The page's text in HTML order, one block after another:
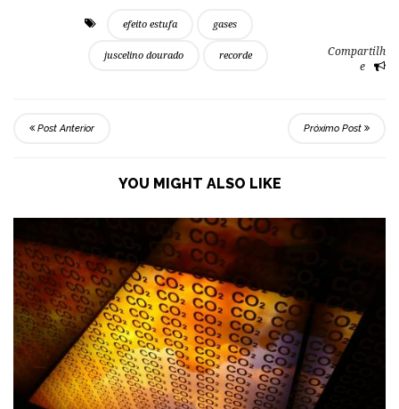
efeito estufa gases
juscelino dourado recorde
Compartilh
e
Post Anterior Próximo Post
YOU MIGHT ALSO LIKE